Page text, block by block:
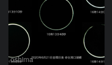
oshima